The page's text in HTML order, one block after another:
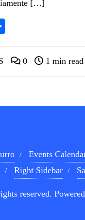
[…]
0 1 min read
Events
Right Sidebar
reserved.